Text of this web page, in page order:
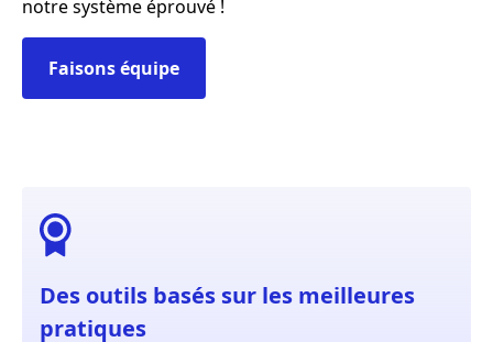
notre système éprouvé !
Faisons équipe
Des outils basés sur les meilleures
pratiques